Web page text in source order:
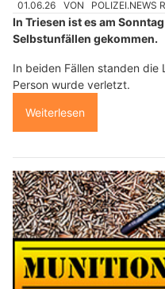
01.06.26 VON POLIZEI.NEWS
In Triesen ist es am
Selbstunfällen gekommen.
In beiden Fällen standen die
Person wurde verletzt.
Weiterlesen